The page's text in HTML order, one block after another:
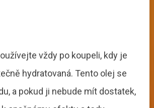
vždy po koupeli, kdy je
hydratovaná. Tento olej se
a pokud ji nebude mít dostatek,